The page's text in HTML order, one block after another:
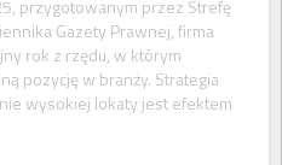
przygotowanym przez Strefę
Gazety Prawnej, firma
rok z rzędu, w którym
pozycję w branży. Strategia
wysokiej lokaty jest efektem